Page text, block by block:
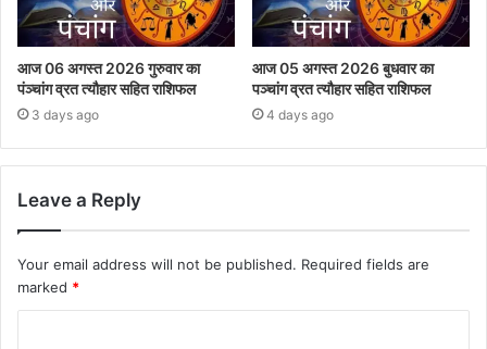
आज 06 अगस्त 2026 गुरुवार का
पंञ्चांग व्रत त्यौहार सहित राशिफल
3 days ago
आज 05 अगस्त 2026 बुधवार का
पञ्चांग व्रत त्यौहार सहित राशिफल
4 days ago
Leave a Reply
Your email address will not be published. Required fields are
marked *